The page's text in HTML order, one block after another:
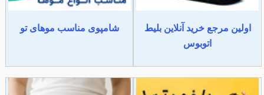
اولین مرجع خرید آنلاین بلیط
اتوبوس
شامپوی مناسب موهای تو